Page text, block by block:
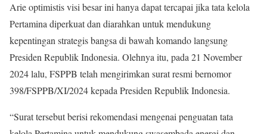
Arie optimistis visi besar ini hanya dapat tercapai jika tata kelola
Pertamina diperkuat dan diarahkan untuk mendukung
kepentingan strategis bangsa di bawah komando langsung
Presiden Republik Indonesia. Olehnya itu, pada 21 November
2024 lalu, FSPPB telah mengirimkan surat resmi bernomor
398/FSPPB/XI/2024 kepada Presiden Republik Indonesia.
“Surat tersebut berisi rekomendasi mengenai penguatan tata